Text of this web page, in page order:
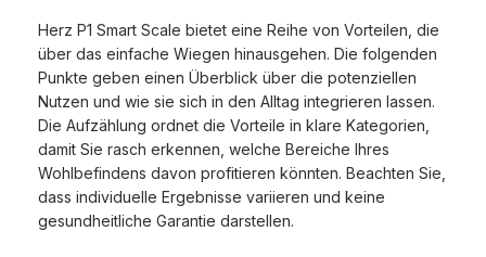
Herz P1 Smart Scale bietet eine Reihe von Vorteilen, die
über das einfache Wiegen hinausgehen. Die folgenden
Punkte geben einen Überblick über die potenziellen
Nutzen und wie sie sich in den Alltag integrieren lassen.
Die Aufzählung ordnet die Vorteile in klare Kategorien,
damit Sie rasch erkennen, welche Bereiche Ihres
Wohlbefindens davon profitieren könnten. Beachten Sie,
dass individuelle Ergebnisse variieren und keine
gesundheitliche Garantie darstellen.